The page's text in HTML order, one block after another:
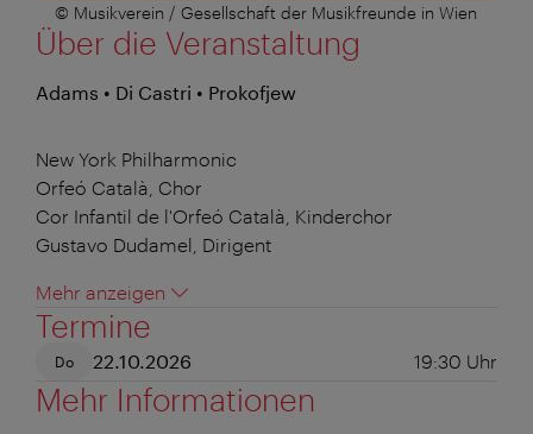
© Musikverein / Gesellschaft der Musikfreunde in Wien
Über die Veranstaltung
Adams • Di Castri • Prokofjew
New York Philharmonic
Orfeó Català, Chor
Cor Infantil de l'Orfeó Català, Kinderchor
Gustavo Dudamel, Dirigent
Mehr anzeigen
Termine
Do 22.10.2026 19:30 Uhr
Mehr Informationen